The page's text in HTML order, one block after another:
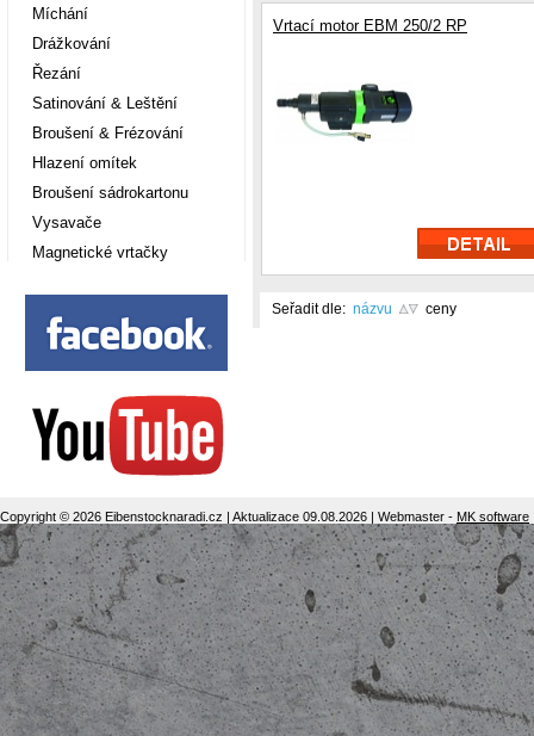
Míchání
Drážkování
Řezání
Satinování & Leštění
Broušení & Frézování
Hlazení omítek
Broušení sádrokartonu
Vysavače
Magnetické vrtačky
Vrtací motor EBM 250/2 RP
Seřadit dle: názvu ceny
Copyright © 2026 Eibenstocknaradi.cz | Aktualizace 09.08.2026 | Webmaster - MK software